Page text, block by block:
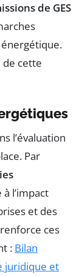
de GES
de cette
l’évaluation
Par
l’impact
et des
ces
: Bilan
juridique et